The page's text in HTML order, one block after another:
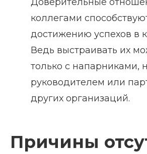
коллегами
достижению успехов в
Ведь выстраивать их
только с напарниками,
руководителем или
других организаций.
Причины